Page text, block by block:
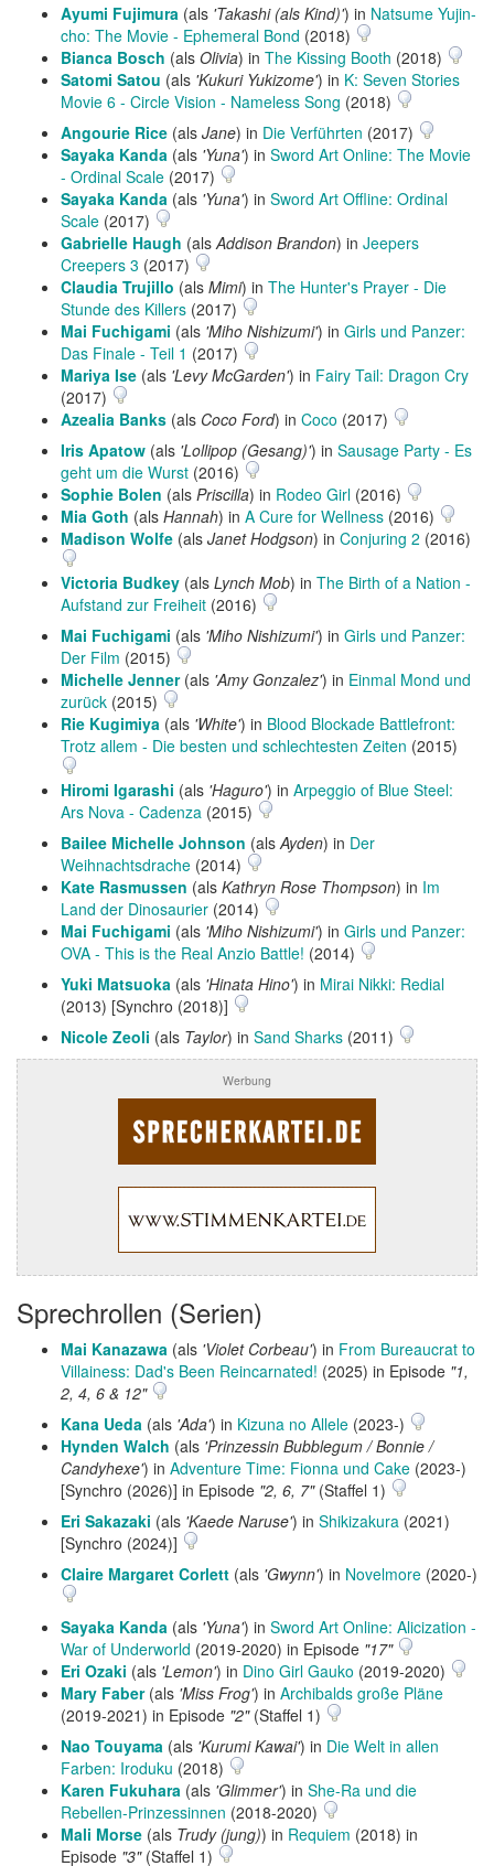
Ayumi Fujimura (als 'Takashi (als Kind)') in Natsume Yujin-
cho: The Movie - Ephemeral Bond (2018)
Bianca Bosch (als Olivia) in The Kissing Booth (2018)
Satomi Satou (als 'Kukuri Yukizome') in K: Seven Stories
Movie 6 - Circle Vision - Nameless Song (2018)
Angourie Rice (als Jane) in Die Verführten (2017)
Sayaka Kanda (als 'Yuna') in Sword Art Online: The Movie
- Ordinal Scale (2017)
Sayaka Kanda (als 'Yuna') in Sword Art Offline: Ordinal
Scale (2017)
Gabrielle Haugh (als Addison Brandon) in Jeepers
Creepers 3 (2017)
Claudia Trujillo (als Mimi) in The Hunter's Prayer - Die
Stunde des Killers (2017)
Mai Fuchigami (als 'Miho Nishizumi') in Girls und Panzer:
Das Finale - Teil 1 (2017)
Mariya Ise (als 'Levy McGarden') in Fairy Tail: Dragon Cry
(2017)
Azealia Banks (als Coco Ford) in Coco (2017)
Iris Apatow (als 'Lollipop (Gesang)') in Sausage Party - Es
geht um die Wurst (2016)
Sophie Bolen (als Priscilla) in Rodeo Girl (2016)
Mia Goth (als Hannah) in A Cure for Wellness (2016)
Madison Wolfe (als Janet Hodgson) in Conjuring 2 (2016)
Victoria Budkey (als Lynch Mob) in The Birth of a Nation -
Aufstand zur Freiheit (2016)
Mai Fuchigami (als 'Miho Nishizumi') in Girls und Panzer:
Der Film (2015)
Michelle Jenner(als 'Amy Gonzalez') in Einmal Mond und
zurück (2015)
Rie Kugimiya (als 'White') in Blood Blockade Battlefront:
Trotz allem - Die besten und schlechtesten Zeiten (2015)
Hiromi Igarashi (als 'Haguro') in Arpeggio of Blue Steel:
Ars Nova - Cadenza (2015)
Bailee Michelle Johnson (als Ayden) in Der
Weihnachtsdrache (2014)
Kate Rasmussen (als Kathryn Rose Thompson) in Im
Land der Dinosaurier (2014)
Mai Fuchigami (als 'Miho Nishizumi') in Girls und Panzer:
OVA - This is the Real Anzio Battle! (2014)
Yuki Matsuoka (als 'Hinata Hino') in Mirai Nikki: Redial
(2013) [Synchro (2018)]
Nicole Zeoli (als Taylor) in Sand Sharks (2011)
Werbung
Sprechrollen (Serien)
Mai Kanazawa (als 'Violet Corbeau') in From Bureaucrat to
Villainess: Dad's Been Reincarnated! (2025) in Episode "1,
2, 4, 6 & 12"
Kana Ueda (als 'Ada') in Kizuna no Allele (2023-)
Hynden Walch (als 'Prinzessin Bubblegum / Bonnie /
Candyhexe') in Adventure Time: Fionna und Cake (2023-)
[Synchro (2026)] in Episode "2, 6, 7"(Staffel 1)
Eri Sakazaki (als 'Kaede Naruse') in Shikizakura (2021)
[Synchro (2024)]
Claire Margaret Corlett (als 'Gwynn') in Novelmore (2020-)
Sayaka Kanda (als 'Yuna') in Sword Art Online: Alicization -
War of Underworld (2019-2020) in Episode "17"
Eri Ozaki (als 'Lemon') in Dino Girl Gauko (2019-2020)
Mary Faber(als 'Miss Frog') in Archibalds große Pläne
(2019-2021) in Episode "2"(Staffel 1)
Nao Touyama (als 'Kurumi Kawai') in Die Welt in allen
Farben: Iroduku (2018)
Karen Fukuhara (als 'Glimmer') in She-Ra und die
Rebellen-Prinzessinnen (2018-2020)
Mali Morse (als Trudy (jung)) in Requiem (2018) in
Episode "3"(Staffel 1)